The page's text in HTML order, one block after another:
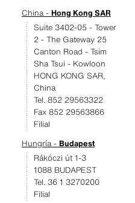
China - Hong Kong SAR
Suite 3402-05 - Tower
2 - The Gateway 25
Canton Road - Tsim
Sha Tsui - Kowloon
HONG KONG SAR,
China
Tel. 852 29563322
Fax 852 29563866
Filial
Hungría - Budapest
Rákóczi út 1-3
1088 BUDAPEST
Tel. 36 1 3270200
Filial